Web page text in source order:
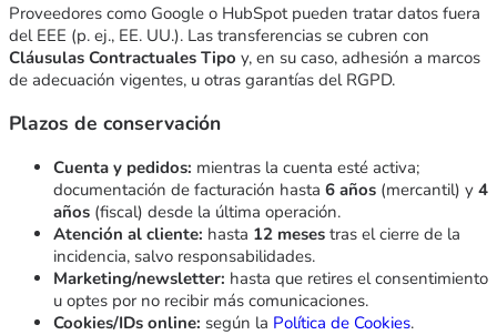
Proveedores como Google o HubSpot pueden tratar datos fuera
del EEE (p. ej., EE. UU.). Las transferencias se cubren con
Cláusulas Contractuales Tipo y, en su caso, adhesión a marcos
de adecuación vigentes, u otras garantías del RGPD.
Plazos de conservación
Cuenta y pedidos: mientras la cuenta esté activa;
documentación de facturación hasta 6 años (mercantil) y 4
años (fiscal) desde la última operación.
Atención al cliente: hasta 12 meses tras el cierre de la
incidencia, salvo responsabilidades.
Marketing/newsletter: hasta que retires el consentimiento
u optes por no recibir más comunicaciones.
Cookies/IDs online: según la Política de Cookies.